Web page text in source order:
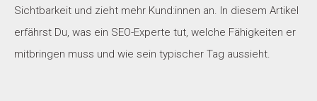
Sichtbarkeit und zieht mehr Kund:innen an. In diesem Artikel
erfährst Du, was ein SEO-Experte tut, welche Fähigkeiten er
mitbringen muss und wie sein typischer Tag aussieht.